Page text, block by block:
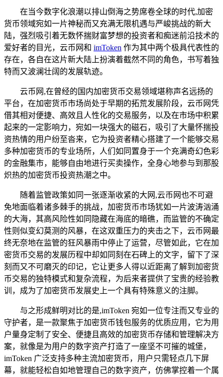
在当今数字化浪潮以排山倒海之势席卷全球的时代,加密
货币领域宛如一片神秘而又充满无限机遇与严峻挑战的新大
陆，强烈吸引着无数怀揣财富梦想的投资者和痴迷前沿技术的
爱好者的目光，云币网和 imToken 作为其中两个极具代表性的
存在，各自在这片新大陆上扮演着截然不同的角色，书写着独
特而又波澜壮阔的发展轨迹。
云币网,在曾经的国内加密货币交易领域堪称声名远扬的
平台，在加密货币市场尚处于早期的拓荒发展阶段，云币网凭
借其相对便捷、高效且人性化的交易服务，以及在市场中积累
起来的一定影响力，宛如一块强大的磁石，吸引了大量怀揣投
资热情的用户纷至沓来，它为投资者精心搭建了一个能够交易
多种加密货币的专业场所，人们如同置身于一个充满奇幻色彩
的金融集市，能够自由地进行买卖操作，全身心地参与到那股
炽热的加密货币投资热潮之中。
随着监管政策如同一张逐渐收紧的大网,云币网也不可避
免地面临着诸多棘手的挑战，加密货币市场犹如一片波涛汹涌
的大海，其高风险性如同隐藏在海底的暗礁，而监管的不确定
性则似变幻莫测的风暴，在这双重压力的夹击之下，云币网最
终无奈地在监管的狂风暴雨中停止了运营，尽管如此，它在加
密货币交易的发展历程中却如同刻在石碑上的文字，留下了深
刻而又不可磨灭的印记，它让更多人得以近距离了解到加密货
币交易的独特模式和复杂流程，为后来者提供了宝贵的经验教
训，成为了加密货币发展史上一个具有特殊意义的注脚。
与之形成鲜明对比的是,imToken 宛如一位专注而又专业的
守护者，是一款聚焦于加密货币钱包服务的优质应用，它为用
户量身定制了安全、便捷且高效的加密货币存储和管理解决方
案，就像是为用户的数字资产打造了一座坚不可摧的城堡，
imToken 广泛支持多种主流加密货币，用户只需轻点几下屏
幕，就能轻松自如地管理自己的数字资产，仿佛掌控着一个属